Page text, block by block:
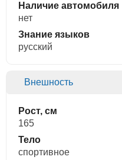
Наличие автомобиля
нет
Знание языков
русский
Внешность
Рост, см
165
Тело
спортивное